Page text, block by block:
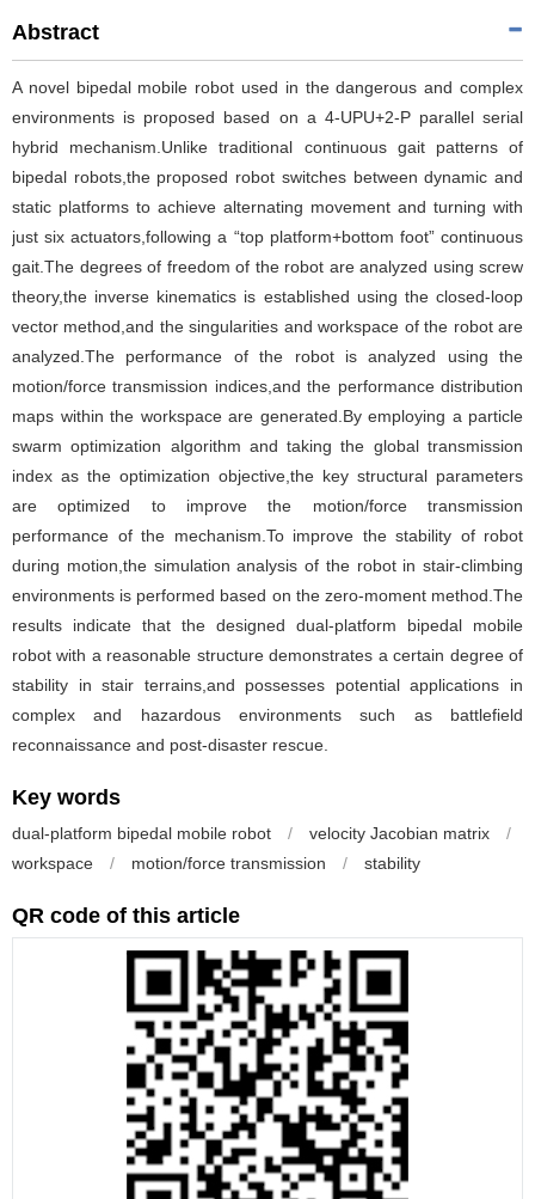
Abstract
A novel bipedal mobile robot used in the dangerous and complex
environments is proposed based on a 4-UPU+2-P parallel serial
hybrid mechanism.Unlike traditional continuous gait patterns of
bipedal robots,the proposed robot switches between dynamic and
static platforms to achieve alternating movement and turning with
just six actuators,following a “top platform+bottom foot” continuous
gait.The degrees of freedom of the robot are analyzed using screw
theory,the inverse kinematics is established using the closed-loop
vector method,and the singularities and workspace of the robot are
analyzed.The performance of the robot is analyzed using the
motion/force transmission indices,and the performance distribution
maps within the workspace are generated.By employing a particle
swarm optimization algorithm and taking the global transmission
index as the optimization objective,the key structural parameters
are optimized to improve the motion/force transmission
performance of the mechanism.To improve the stability of robot
during motion,the simulation analysis of the robot in stair-climbing
environments is performed based on the zero-moment method.The
results indicate that the designed dual-platform bipedal mobile
robot with a reasonable structure demonstrates a certain degree of
stability in stair terrains,and possesses potential applications in
complex and hazardous environments such as battlefield
reconnaissance and post-disaster rescue.
Key words
dual-platform bipedal mobile robot / velocity Jacobian matrix
/
workspace
/ motion/force transmission / stability
QR code of this article